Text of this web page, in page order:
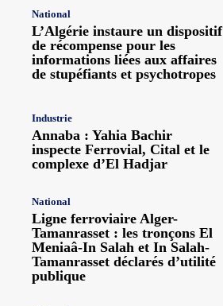
National
L’Algérie instaure un dispositif
de récompense pour les
informations liées aux affaires
de stupéfiants et psychotropes
Industrie
Annaba : Yahia Bachir
inspecte Ferrovial, Cital et le
complexe d’El Hadjar
National
Ligne ferroviaire Alger-
Tamanrasset : les tronçons El
Meniaâ-In Salah et In Salah-
Tamanrasset déclarés d’utilité
publique